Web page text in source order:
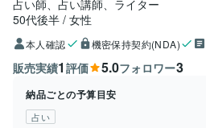
占い師、占い講師、ライター
50代後半 女性
本人確認 機密保持契約(NDA)
販売実績1 評価 5.0フォロワー3
納品ごとの予算目安
占い